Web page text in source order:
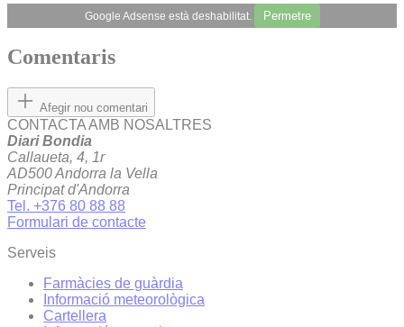
Google Adsense està deshabilitat. Permetre
Comentaris
Afegir nou comentari
CONTACTA AMB NOSALTRES
Diari Bondia
Callaueta, 4, 1r
AD500 Andorra la Vella
Principat d'Andorra
Tel. +376 80 88 88
Formulari de contacte
Serveis
Farmàcies de guàrdia
Informació meteorològica
Cartellera